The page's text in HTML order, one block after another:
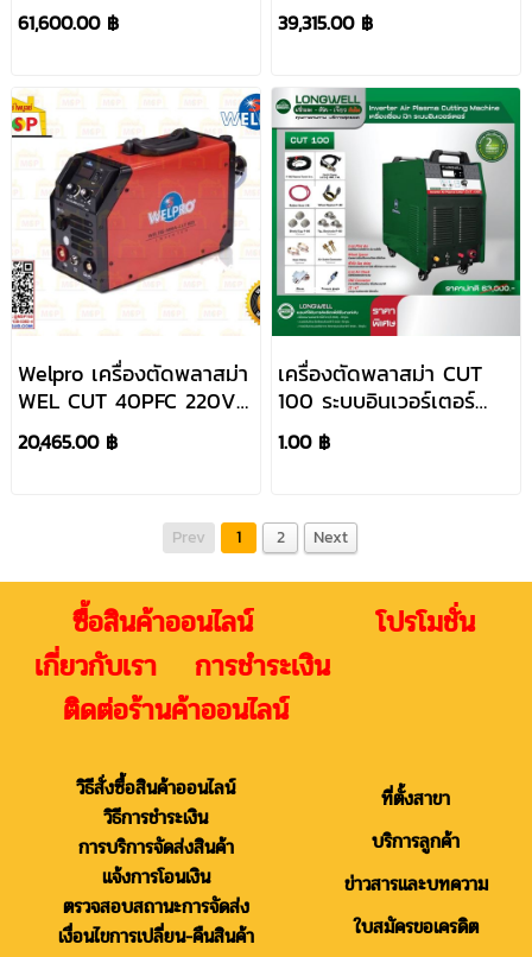
61,600.00 ฿ 39,315.00 ฿
Welpro เครื่องตัดพลาสม่า
WEL CUT 40PFC 220V
#NT
20,465.00 ฿
เครื่องตัดพลาสม่า CUT
100 ระบบอินเวอร์เตอร์
LONGWELL
1.00 ฿
Prev 1 2 Next
ซื้อสินค้าออนไลน์ โปรโมชั่น
เกี่ยวกับเรา การชำระเงิน
ติดต่อร้านค้าออนไลน์
วิธีสั่งซื้อสินค้าออนไลน์
วิธีการชำระเงิน
การบริการจัดส่งสินค้า
แจ้งการโอนเงิน
ตรวจสอบสถานะการจัดส่ง
เงื่อนไขการเปลี่ยน-คืนสินค้า
ที่ตั้งสาขา
บริการลูกค้า
ข่าวสารและบทความ
ใบสมัครขอเครดิต